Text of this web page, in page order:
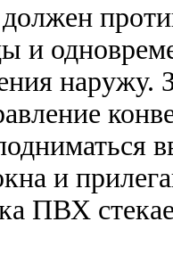
и
наружу.
и
ПВХ